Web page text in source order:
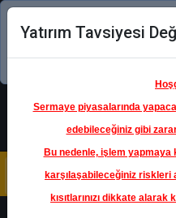
Şimdi
Yatırım Tavsiyesi
Sermaye piyasalarında
edebileceğiniz gibi
Bu nedenle, işlem
karşılaşabileceğiniz riskleri
kısıtlarınızı dikkate